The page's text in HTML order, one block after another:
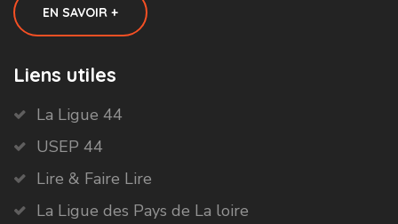
EN SAVOIR +
Liens utiles
La Ligue 44
USEP 44
Lire & Faire Lire
La Ligue des Pays de La loire